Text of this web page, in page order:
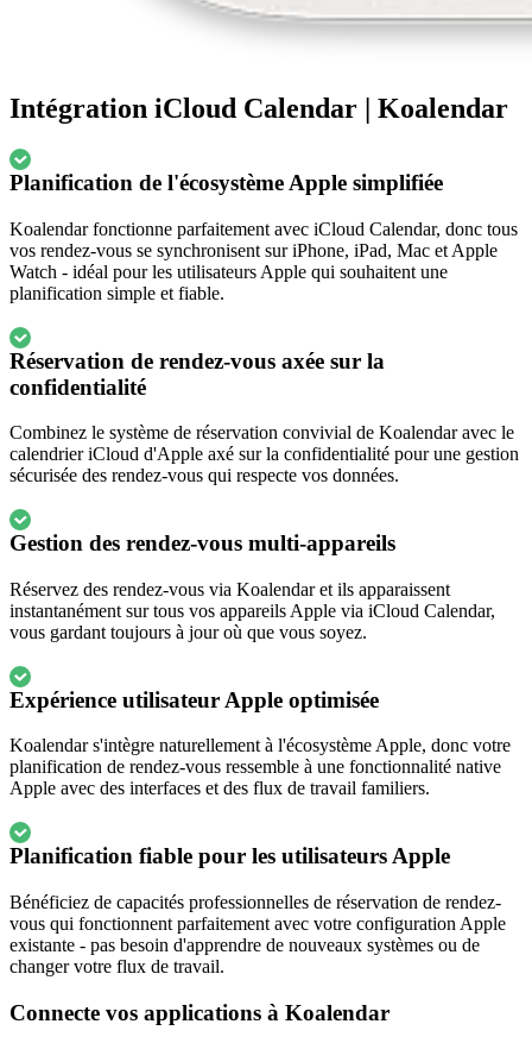
Intégration iCloud Calendar | Koalendar
Planification de l'écosystème Apple simplifiée
Koalendar fonctionne parfaitement avec iCloud Calendar, donc tous
vos rendez-vous se synchronisent sur iPhone, iPad, Mac et Apple
Watch - idéal pour les utilisateurs Apple qui souhaitent une
planification simple et fiable.
Réservation de rendez-vous axée sur la
confidentialité
Combinez le système de réservation convivial de Koalendar avec le
calendrier iCloud d'Apple axé sur la confidentialité pour une gestion
sécurisée des rendez-vous qui respecte vos données.
Gestion des rendez-vous multi-appareils
Réservez des rendez-vous via Koalendar et ils apparaissent
instantanément sur tous vos appareils Apple via iCloud Calendar,
vous gardant toujours à jour où que vous soyez.
Expérience utilisateur Apple optimisée
Koalendar s'intègre naturellement à l'écosystème Apple, donc votre
planification de rendez-vous ressemble à une fonctionnalité native
Apple avec des interfaces et des flux de travail familiers.
Planification fiable pour les utilisateurs Apple
Bénéficiez de capacités professionnelles de réservation de rendez-
vous qui fonctionnent parfaitement avec votre configuration Apple
existante - pas besoin d'apprendre de nouveaux systèmes ou de
changer votre flux de travail.
Connecte vos applications à Koalendar